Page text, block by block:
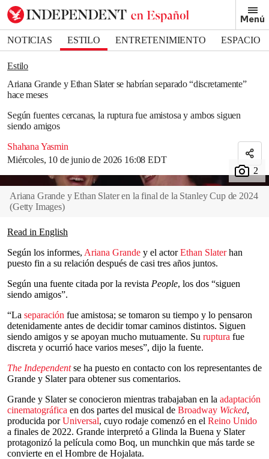
Menú
NOTICIAS ESTILO ENTRETENIMIENTO
ESPACIO
DEPORTES
Estilo
Ariana Grande y Ethan Slater se habrían separado “discretamente”
hace meses
Según fuentes cercanas, la ruptura fue amistosa y ambos siguen
siendo amigos
Shahana Yasmin
Miércoles, 10 de junio de 2026 16:08 EDT
Bookmark popover
Removed from bookmarks
Close popover
Ariana Grande y Ethan Slater en la final de la Stanley Cup de 2024
(Getty Images)
Read in English
Según los informes, Ariana Grande y el actorEthan Slaterhan
puesto fin a su relación después de casi tres años juntos.
Según una fuente citada por la revista People, los dos “siguen
siendo amigos”.
“La separación fue amistosa; se tomaron su tiempo y lo pensaron
detenidamente antes de decidir tomar caminos distintos. Siguen
siendo amigos y se apoyan mucho mutuamente. Su ruptura fue
discreta y ocurrió hace varios meses”, dijo la fuente.
The Independentse ha puesto en contacto con los representantes de
Grande y Slater para obtener sus comentarios.
Grande y Slater se conocieron mientras trabajaban en la adaptación
cinematográfica en dos partes del musical de Broadway Wicked,
producida porUniversal, cuyo rodaje comenzó en el Reino Unido
a finales de 2022. Grande interpretó a Glinda la Buena y Slater
protagonizó la película como Boq, un munchkin que más tarde se
convierte en el Hombre de Hojalata.